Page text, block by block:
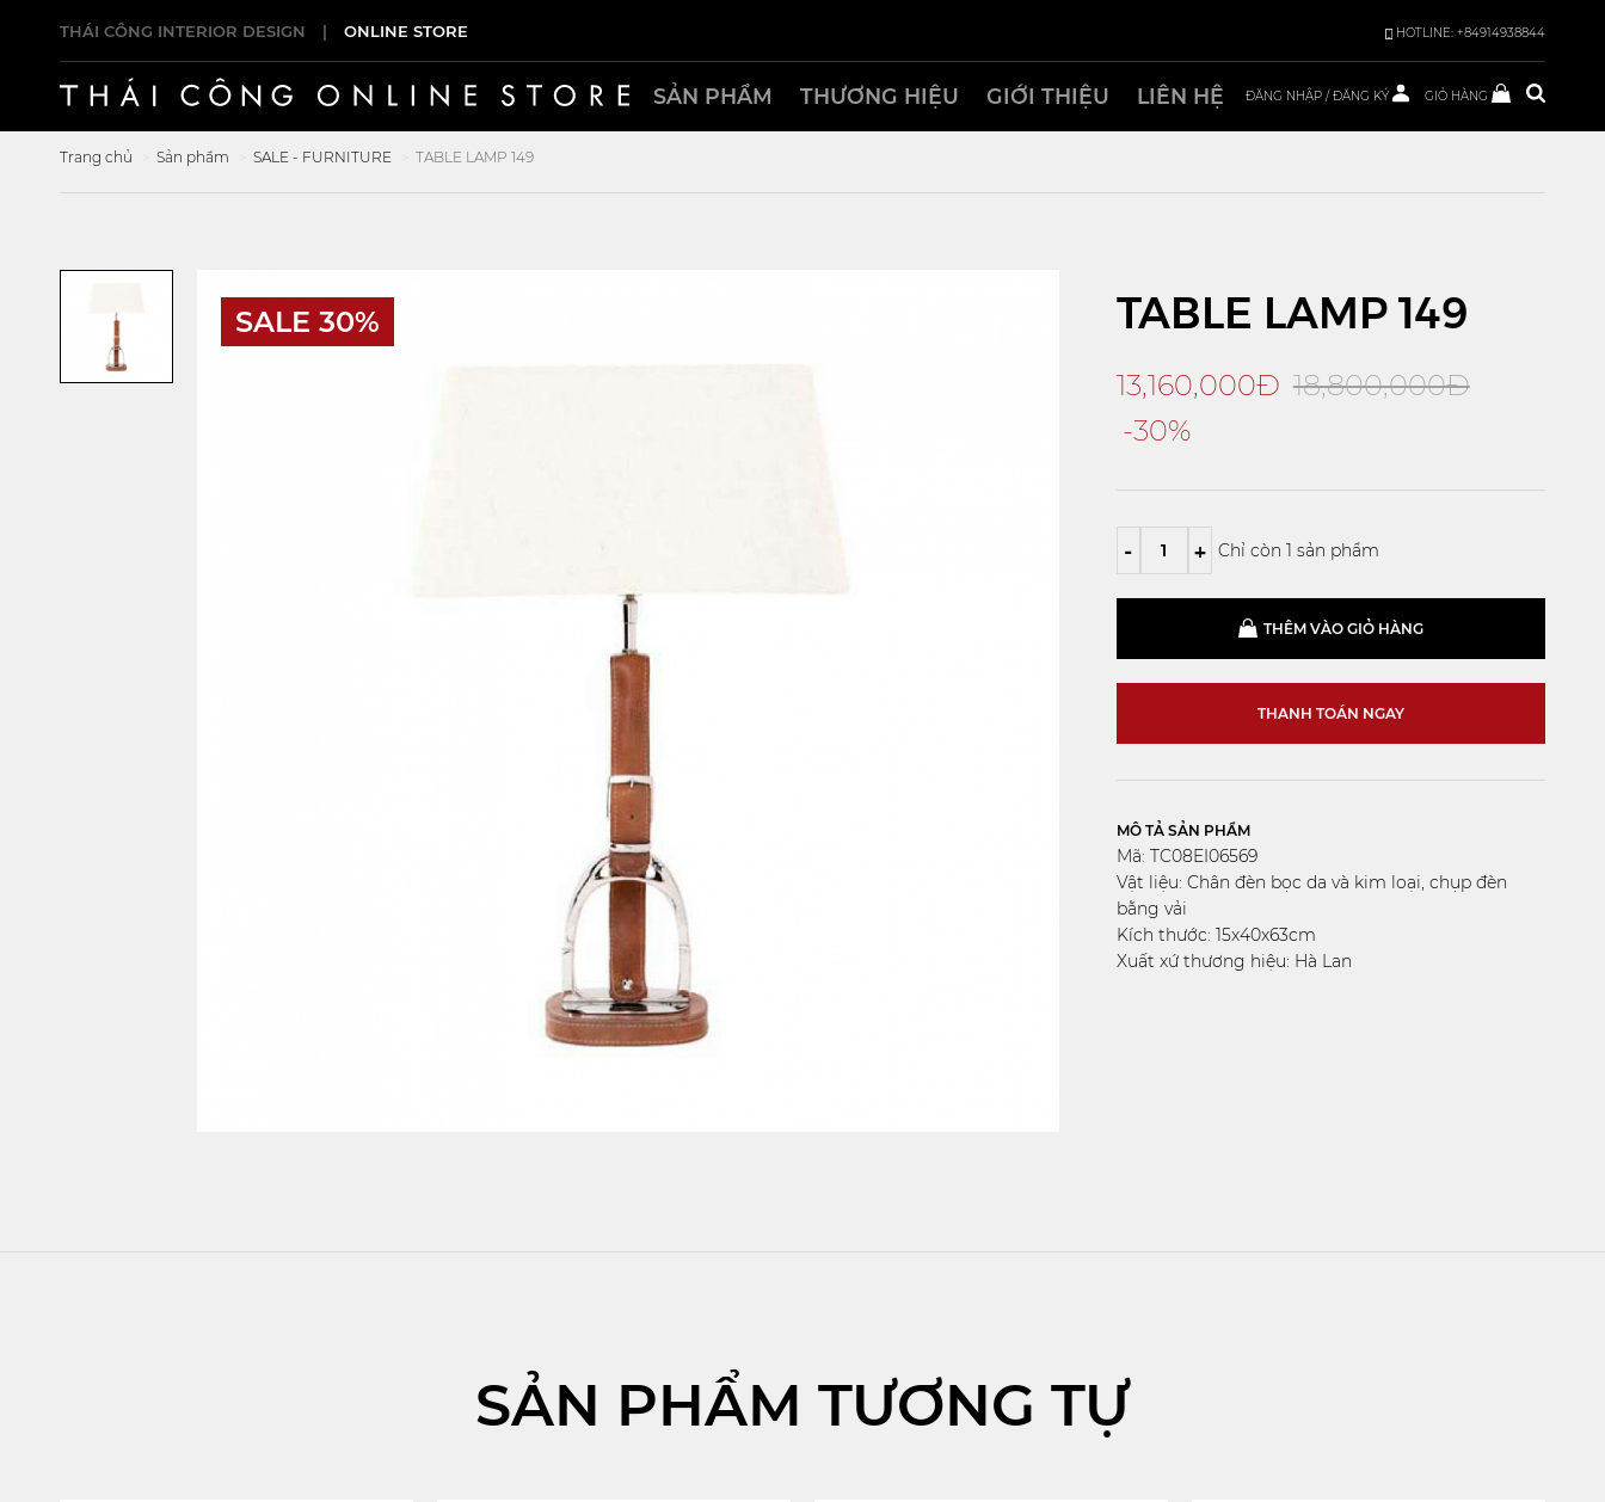
THÁI CÔNG INTERIOR DESIGN | ONLINE STORE HOTLINE: +84914938844
SẢN PHẨM THƯƠNG HIỆU GIỚI THIỆU LIÊN HỆ ĐĂNG NHẬP /ĐĂNG KÝ GIỎ HÀNG
Trang chủ Sản phẩm SALE - FURNITURE TABLE LAMP 149
SALE 30% TABLE LAMP 149
13,160,000Đ 18,800,000Đ
-30%
- + Chỉ còn 1 sản phẩm
THÊM VÀO GIỎ HÀNG
THANH TOÁN NGAY
MÔ TẢ SẢN PHẨM
Mã: TC08EI06569
Vật liệu: Chân đèn bọc da và kim loại, chụp đèn
bằng vải
Kích thước: 15x40x63cm
Xuất xứ thương hiệu: Hà Lan
SẢN PHẨM TƯƠNG TỰ